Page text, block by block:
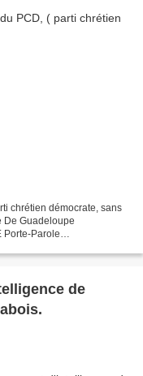
chrétien démocrate, sans
De Guadeloupe
Porte-Parole
de